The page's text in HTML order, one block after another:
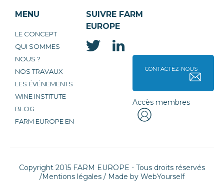
MENU
LE CONCEPT
QUI SOMMES
NOUS ?
NOS TRAVAUX
LES ÉVÉNEMENTS
WINE INSTITUTE
BLOG
FARM EUROPE EN
SUIVRE FARM
EUROPE
CONTACTEZ-NOUS
Accès membres
Copyright 2015 FARM EUROPE - Tous droits réservés
/Mentions légales / Made by WebYourself